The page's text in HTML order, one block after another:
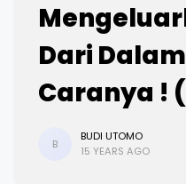
Dari
Caranya !
B
BUDI UTOMO
15 YEARS AGO